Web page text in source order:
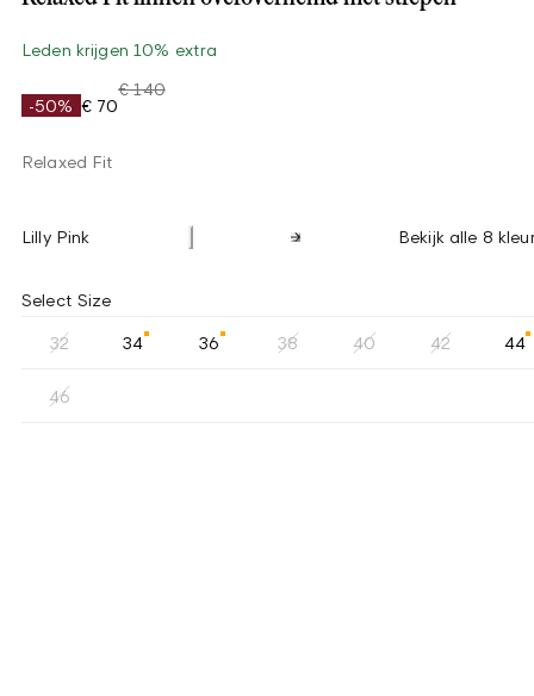
Leden krijgen 10% extra
-50% € 70
€ 140
Relaxed Fit
Lilly Pink Bekijk alle 8
Select Size
32 34 36 38 40 42 44
46